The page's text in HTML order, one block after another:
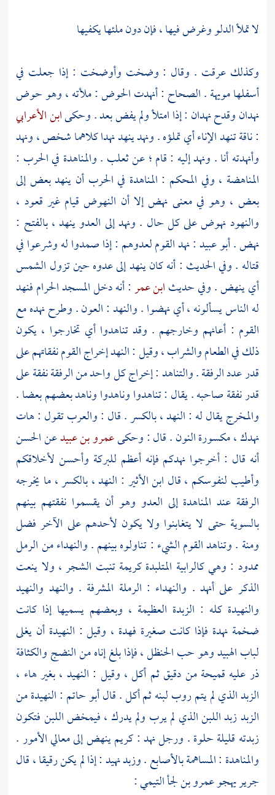
لا تملأ الدلو وغرض فيها ، فإن دون ملئها يكفيها
وكذلك عرقت . وقال : وضخت وأوضخت : إذا جعلت في
أسفلها مويهة . الصحاح : أنهدت الحوض : ملأته ، وهو حوض
نهدان وقدح نهدان : إذا امتلأ ولم يفض بعد . وحكىابن الأعرابي
: ناقة تنهد الإناء أي تملؤه . ونهد ينهد نهدا كلاهما شخص ، ونهد
وأنهدته أنا . ونهد إليه : قام ؛ عنثعلب . والمناهدة في الحرب :
المناهضة ، وفي المحكم : المناهدة في الحرب أن ينهد بعض إلى
بعض ، وهو في معنى نهض إلا أن النهوض قيام غير قعود ،
والنهود نهوض على كل حال . ونهد إلى العدو ينهد ، بالفتح :
نهض .أبو عبيد: نهد القوم لعدوهم : إذا صمدوا له وشرعوا في
قتاله . وفي الحديث : أنه كان ينهد إلى عدوه حين تزول الشمس
أي ينهض . وفي حديثابن عمر: أنه دخل المسجد الحرام فنهد
له الناس يسألونه ، أي نهضوا . والنهد : العون . وطرح نهده مع
القوم : أعانهم وخارجهم . وقد تناهدوا أي تخارجوا ، يكون
ذلك في الطعام والشراب ، وقيل : النهد إخراج القوم نفقاتهم على
قدر عدد الرفقة . والتناهد : إخراج كل واحد من الرفقة نفقة على
قدر نفقة صاحبه . يقال : تناهدوا وناهدوا وناهد بعضهم بعضا .
والمخرج يقال له : النهد ، بالكسر . قال : والعرب تقول : هات
نهدك ، مكسورة النون . قال : وحكىعمرو بن عبيدعنالحسن
أنه قال : أخرجوا نهدكم فإنه أعظم للبركة وأحسن لأخلاقكم
وأطيب لنفوسكم ، قال ابن الأثير : النهد ، بالكسر ، ما يخرجه
الرفقة عند المناهدة إلى العدو وهو أن يقسموا نفقتهم بينهم
بالسوية حتى لا يتغابنوا ولا يكون لأحدهم على الآخر فضل
ومنة . وتناهد القوم الشيء : تناولوه بينهم . والنهداء من الرمل
ممدود : وهي كالرابية المتلبدة كريمة تنبت الشجر ، ولا ينعت
الذكر على أنهد . والنهداء : الرملة المشرفة . والنهد والنهيد
والنهيدة كله : الزبدة العظيمة ، وبعضهم يسميها إذا كانت
ضخمة نهدة فإذا كانت صغيرة فهدة ، وقيل : النهيدة أن يغلى
لباب الهبيد وهو حب الحنظل ، فإذا بلغ إناه من النضج والكثافة
ذر عليه قميحة من دقيق ثم أكل ، وقيل : النهيد ، بغير هاء ،
الزبد الذي لم يتم روب لبنه ثم أكل . قالأبو حاتم : النهيدة من
الزبد زبد اللبن الذي لم يرب ولم يدرك ، فيمخض اللبن فتكون
زبدته قليلة حلوة . ورجل نهد : كريم ينهض إلى معالي الأمور .
والمناهدة : المساهمة بالأصابع . وزبد نهيد : إذا لم يكن رقيقا ، قال
جريريهجوعمرو بن لجأ التيمي: